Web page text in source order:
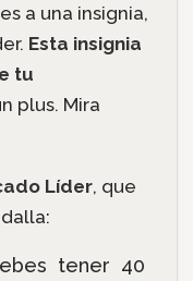
a una insignia,
Esta insignia
tu
plus. Mira
Líder, que
tener 40